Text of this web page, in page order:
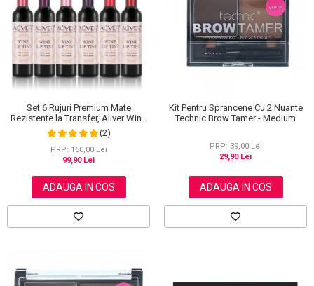
Scrub / Balsam de buze
Netestate pe Animale
Set 6 Rujuri Premium Mate
Rezistente la Transfer, Aliver Wine
Lip Tint Waterproof, 7 g X 6 buc
(2)
PRP: 160,00 Lei
99,90 Lei
ADAUGA IN COS
Kit Pentru Sprancene Cu 2 Nuante
Technic Brow Tamer - Medium
PRP: 39,00 Lei
29,90 Lei
ADAUGA IN COS